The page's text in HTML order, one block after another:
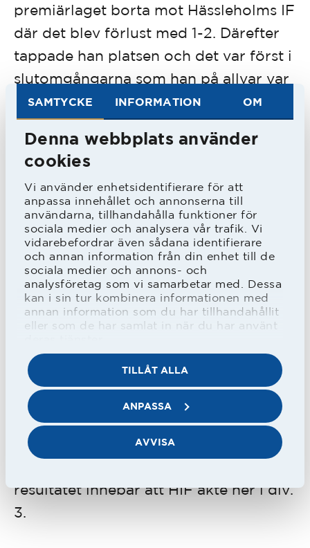
SAMTYCKE INFORMATION OM
Denna webbplats använder
cookies
Vi använder enhetsidentifierare för att
anpassa innehållet och annonserna till
användarna, tillhandahålla funktioner för
sociala medier och analysera vår trafik. Vi
vidarebefordrar även sådana identifierare
och annan information från din enhet till de
sociala medier och annons- och
analysföretag som vi samarbetar med. Dessa
kan i sin tur kombinera informationen med
annan information som du har tillhandahållit
eller som de har samlat in när du har använt
TILLÅT ALLA
ANPASSA
AVVISA
premiärlaget borta mot Hässleholms IF
där det blev förlust med 1-2. Därefter
tappade han platsen och det var först i
slutomgångarna som han på allvar var
tillbaka i startelvan igen.
Under 1970 spelade han drygt hälften
av matcherna och hans enda mål i
HBK-tröjan kom när han gjorde femte
målet när IFK Malmö besegrades på
Örjans vall med 5-1.
1971 blev det i stort sett bara spel i
reservlaget. Han gjorde ett inhopp i
seriefinalen borta mot Perstorp, förlust
med 0-3 i en match som skulle bli
tränare Jan Holmbergs sista i seriespel
för HBK. Han fick även chansen i
sistahemmamatchen i serien mot
Helsingborgs IF. HBK hade redan
resultatet innebar att HIF åkte ner i div.
3.